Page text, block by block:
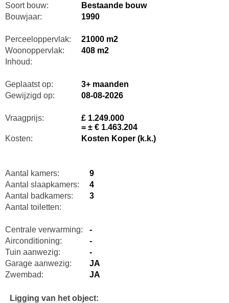
Soort bouw:
Bestaande bouw
Bouwjaar:
1990
Perceeloppervlak:
21000 m2
Woonoppervlak:
408 m2
Inhoud:
Geplaatst op:
3+ maanden
Gewijzigd op:
08-08-2026
Vraagprijs:
£ 1.249.000
= ± € 1.463.204
Kosten:
Kosten Koper (k.k.)
Aantal kamers:
9
Aantal slaapkamers:
4
Aantal badkamers:
3
Aantal toiletten:
Centrale verwarming:
-
Airconditioning:
-
Tuin aanwezig:
-
Garage aanwezig:
JA
Zwembad:
JA
Ligging van het object: